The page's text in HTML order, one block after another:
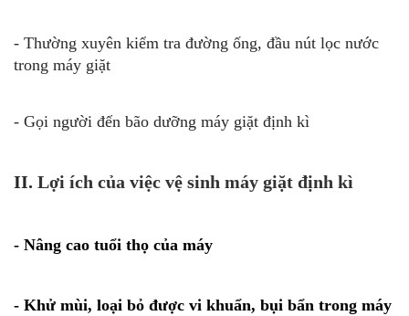
- Thường xuyên kiểm tra đường ống, đầu nút lọc nước
trong máy giặt
- Gọi người đến bão dưỡng máy giặt định kì
II. Lợi ích của việc vệ sinh máy giặt định kì
- Nâng cao tuổi thọ của máy
- Khử mùi, loại bỏ được vi khuẩn, bụi bẩn trong máy